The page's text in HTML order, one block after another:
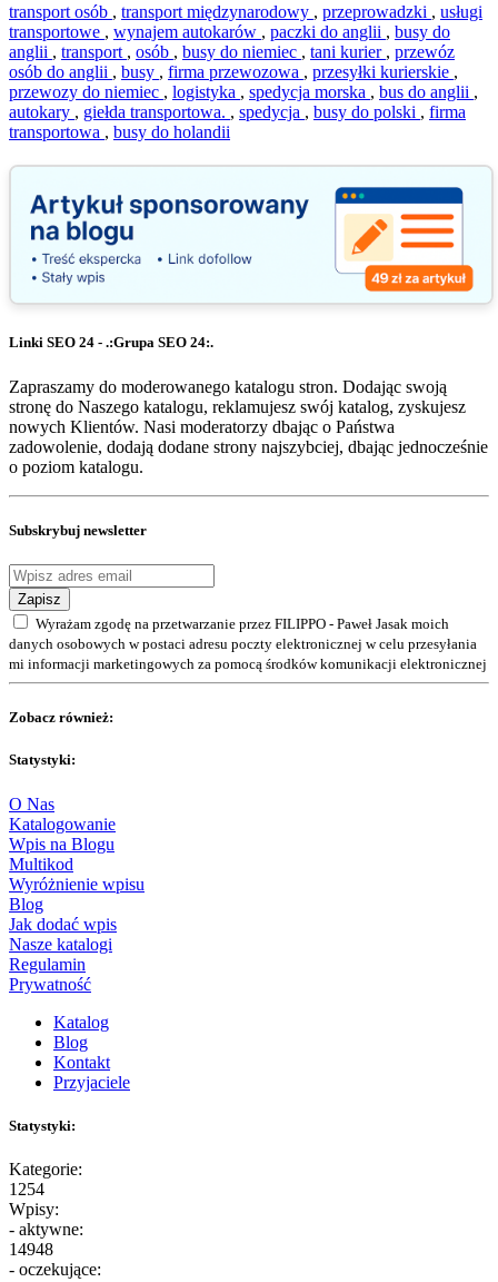
transport osób , transport międzynarodowy , przeprowadzki , usługi
transportowe , wynajem autokarów , paczki do anglii , busy do
anglii , transport , osób , busy do niemiec , tani kurier , przewóz
osób do anglii , busy , firma przewozowa , przesyłki kurierskie ,
przewozy do niemiec , logistyka , spedycja morska , bus do anglii ,
autokary , giełda transportowa. , spedycja , busy do polski , firma
transportowa , busy do holandii
Linki SEO 24 - .:Grupa SEO 24:.
Zapraszamy do moderowanego katalogu stron. Dodając swoją
stronę do Naszego katalogu, reklamujesz swój katalog, zyskujesz
nowych Klientów. Nasi moderatorzy dbając o Państwa
zadowolenie, dodają dodane strony najszybciej, dbając jednocześnie
o poziom katalogu.
Subskrybuj newsletter
Zapisz
Wyrażam zgodę na przetwarzanie przez FILIPPO - Paweł Jasak moich
danych osobowych w postaci adresu poczty elektronicznej w celu przesyłania
mi informacji marketingowych za pomocą środków komunikacji elektronicznej
Zobacz również:
Statystyki:
O Nas
Katalogowanie
Wpis na Blogu
Multikod
Wyróżnienie wpisu
Blog
Jak dodać wpis
Nasze katalogi
Regulamin
Prywatność
Katalog
Blog
Kontakt
Przyjaciele
Statystyki:
Kategorie:
1254
Wpisy:
- aktywne:
14948
- oczekujące: